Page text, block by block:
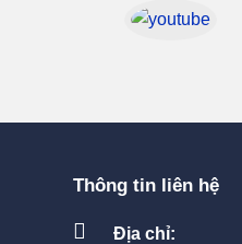
Thông tin liên hệ
Địa chỉ: